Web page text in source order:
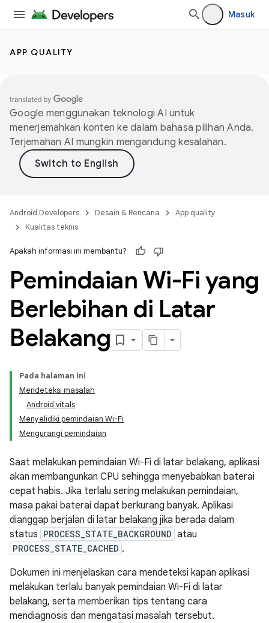
Masuk
APP QUALITY
Google menggunakan teknologi AI untuk
menerjemahkan konten ke dalam bahasa pilihan Anda.
Terjemahan AI mungkin mengandung kesalahan.
Android Developers Desain & Rencana
App quality
Kualitas teknis
Apakah informasi ini membantu?
Pemindaian Wi-Fi yang
Berlebihan di Latar
Belakang
Pada halaman ini
Mendeteksi masalah
Android vitals
Menyelidiki pemindaian Wi-Fi
Mengurangi pemindaian
Saat melakukan pemindaian Wi-Fi di latar belakang, aplikasi
akan membangunkan CPU sehingga menyebabkan baterai
cepat habis. Jika terlalu sering melakukan pemindaian,
masa pakai baterai dapat berkurang banyak. Aplikasi
dianggap berjalan di latar belakang jika berada dalam
status PROCESS_STATE_BACKGROUND atau
PROCESS_STATE_CACHED .
Dokumen ini menjelaskan cara mendeteksi kapan aplikasi
melakukan terlalu banyak pemindaian Wi-Fi di latar
belakang, serta memberikan tips tentang cara
mendiagnosis dan mengatasi masalah tersebut.